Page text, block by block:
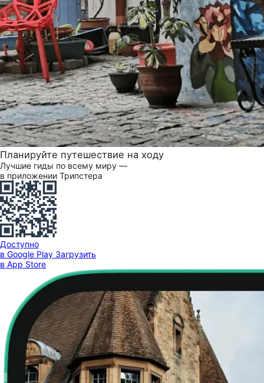
Планируйте путешествие на ходу
Лучшие гиды по всему миру —
в приложении Трипстера
Доступно
в Google Play Загрузить
в App Store